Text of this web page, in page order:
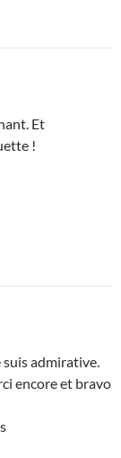
Et
!
admirative.
encore et bravo